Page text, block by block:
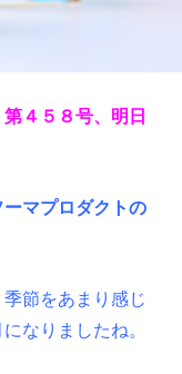
第４５８号、明日
マプロダクトの
節をあまり感じ
なりましたね。